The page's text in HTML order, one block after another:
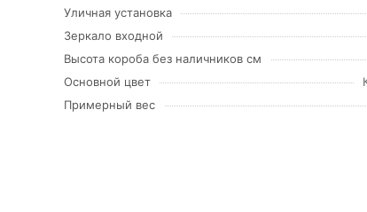
Уличная установка
Зеркало входной
Высота короба без наличников см
Основной цвет
Примерный вес